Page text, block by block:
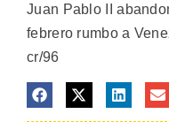
Juan Pablo II
febrero rumbo a
cr/96